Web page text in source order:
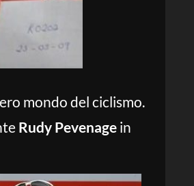
mondo del ciclismo.
Rudy Pevenage in